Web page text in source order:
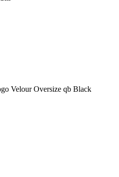
Velour Oversize qb Black